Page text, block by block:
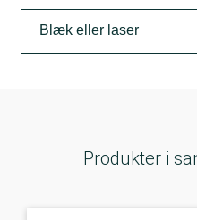
Blæk eller laser
Produkter i